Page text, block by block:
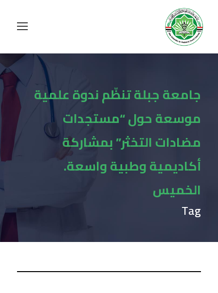
جامعة جبلة تنظّم ندوة علمية
موسعة حول “مستجدات
مضادات التخثر” بمشاركة
أكاديمية وطبية واسعة.
الخميس
Tag